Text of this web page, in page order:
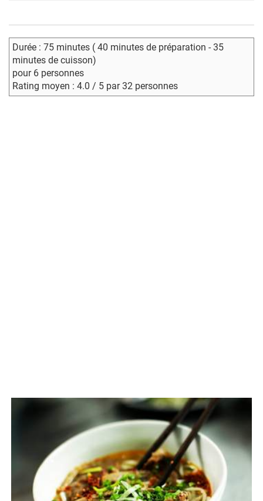
Durée : 75 minutes ( 40 minutes de préparation - 35
minutes de cuisson)
pour 6 personnes
Rating moyen : 4.0 / 5 par 32 personnes